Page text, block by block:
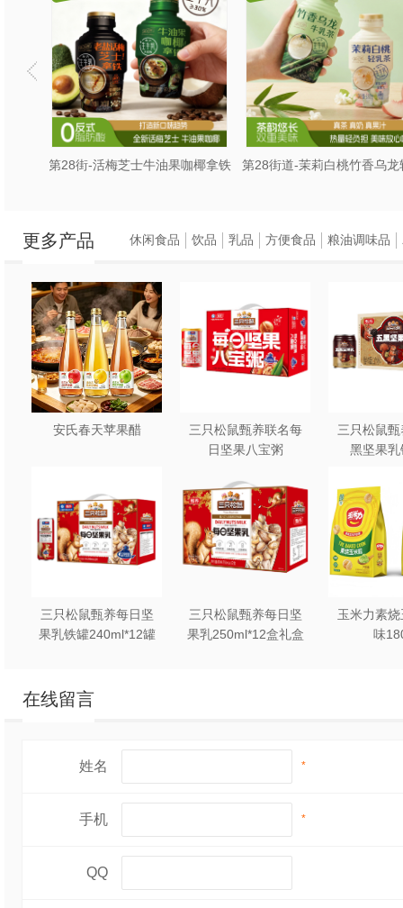
第28街-维他补水 第28街道-多维轻乳
更多产品
安氏春天苹果醋
三只松鼠甄养联名每
日坚果八宝粥
三只松鼠
黑坚果乳
三只松鼠甄养每日坚
果乳铁罐240ml*12罐
三只松鼠甄养每日坚
果乳250ml*12盒礼盒
玉米力素
味
休闲食品 饮品 乳品 方便食品 粮油调味品
在线留言
姓名 *
手机 *
QQ